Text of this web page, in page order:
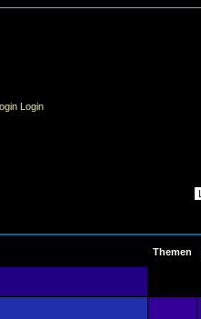
Login
Themen